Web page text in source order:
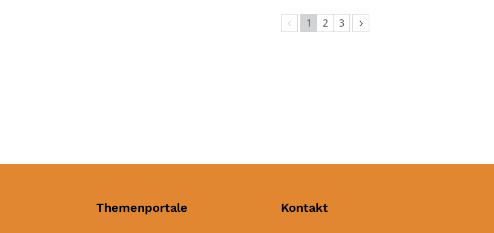
Vorherige Seite
1 2 3 Nächste Seite
Themenportale Kontakt